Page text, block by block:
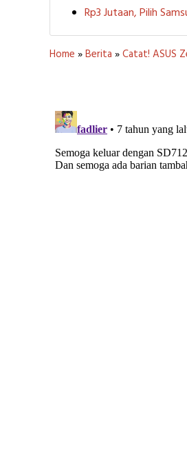
Rp3 Jutaan, Pilih
Home »Berita »Catat! ASUS